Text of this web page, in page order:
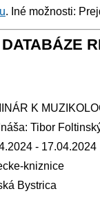
. Iné možnosti:
K
Tibor
- 17.04.2024
kniznice
Bystrica